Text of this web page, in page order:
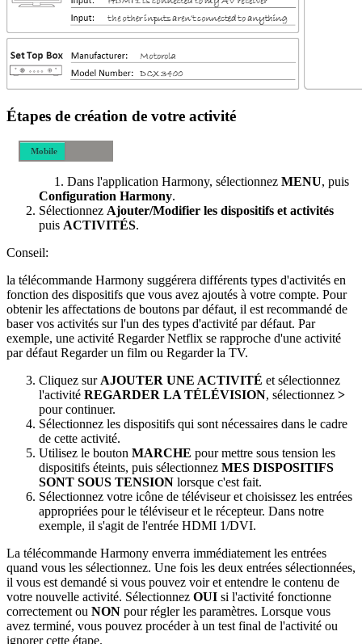
Étapes de création de votre activité
Mobile
Dans l'application Harmony, sélectionnez MENU, puis
Configuration Harmony.
Sélectionnez Ajouter/Modifier les dispositifs et activités
puis ACTIVITÉS.
Conseil:
la télécommande Harmony suggérera différents types d'activités en
fonction des dispositifs que vous avez ajoutés à votre compte. Pour
obtenir les affectations de boutons par défaut, il est recommandé de
baser vos activités sur l'un des types d'activité par défaut. Par
exemple, une activité Regarder Netflix se rapproche d'une activité
par défaut Regarder un film ou Regarder la TV.
Cliquez sur AJOUTER UNE ACTIVITÉ et sélectionnez
l'activité REGARDER LA TÉLÉVISION, sélectionnez >
pour continuer.
Sélectionnez les dispositifs qui sont nécessaires dans le cadre
de cette activité.
Utilisez le bouton MARCHE pour mettre sous tension les
dispositifs éteints, puis sélectionnez MES DISPOSITIFS
SONT SOUS TENSION lorsque c'est fait.
Sélectionnez votre icône de téléviseur et choisissez les entrées
appropriées pour le téléviseur et le récepteur. Dans notre
exemple, il s'agit de l'entrée HDMI 1/DVI.
La télécommande Harmony enverra immédiatement les entrées
quand vous les sélectionnez. Une fois les deux entrées sélectionnées,
il vous est demandé si vous pouvez voir et entendre le contenu de
votre nouvelle activité. Sélectionnez OUI si l'activité fonctionne
correctement ou NON pour régler les paramètres. Lorsque vous
avez terminé, vous pouvez procéder à un test final de l'activité ou
ignorer cette étape.